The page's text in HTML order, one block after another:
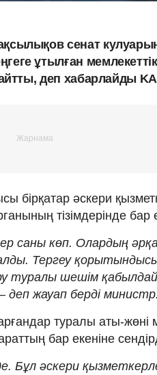
сенат
ұтылған
айтты, деп хабарлайды
бірқатар әскери
тізімдерінде бар
саны көп. Олардың
Тергеу
туралы шешім
деп жауап берді министр.
туралы аты-жөні
бар екеніне
Бұл әскери